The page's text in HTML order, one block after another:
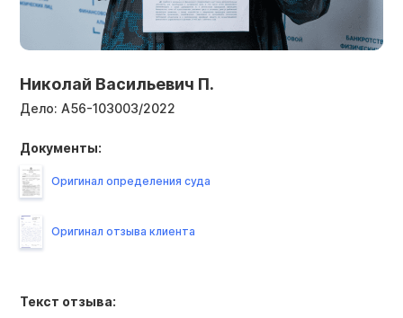
Николай Васильевич П.
Дело: А56-103003/2022
Текст отзыва:
Документы:
Оригинал определения суда
Оригинал отзыва клиента